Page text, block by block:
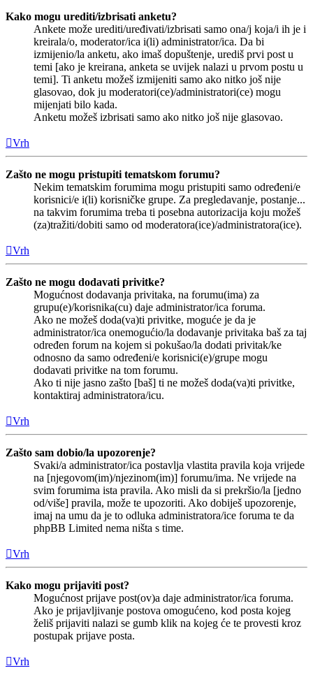
Kako mogu urediti/izbrisati anketu?
Ankete može urediti/uređivati/izbrisati samo ona/j koja/i ih je i
kreirala/o, moderator/ica i(li) administrator/ica. Da bi
izmijenio/la anketu, ako imaš dopuštenje, urediš prvi post u
temi [ako je kreirana, anketa se uvijek nalazi u prvom postu u
temi]. Ti anketu možeš izmijeniti samo ako nitko još nije
glasovao, dok ju moderatori(ce)/administratori(ce) mogu
mijenjati bilo kada.
Anketu možeš izbrisati samo ako nitko još nije glasovao.
Vrh
Zašto ne mogu pristupiti tematskom forumu?
Nekim tematskim forumima mogu pristupiti samo određeni/e
korisnici/e i(li) korisničke grupe. Za pregledavanje, postanje...
na takvim forumima treba ti posebna autorizacija koju možeš
(za)tražiti/dobiti samo od moderatora(ice)/administratora(ice).
Vrh
Zašto ne mogu dodavati privitke?
Mogućnost dodavanja privitaka, na forumu(ima) za
grupu(e)/korisnika(cu) daje administrator/ica foruma.
Ako ne možeš doda(va)ti privitke, moguće je da je
administrator/ica onemogućio/la dodavanje privitaka baš za taj
određen forum na kojem si pokušao/la dodati privitak/ke
odnosno da samo određeni/e korisnici(e)/grupe mogu
dodavati privitke na tom forumu.
Ako ti nije jasno zašto [baš] ti ne možeš doda(va)ti privitke,
kontaktiraj administratora/icu.
Vrh
Zašto sam dobio/la upozorenje?
Svaki/a administrator/ica postavlja vlastita pravila koja vrijede
na [njegovom(im)/njezinom(im)] forumu/ima. Ne vrijede na
svim forumima ista pravila. Ako misli da si prekršio/la [jedno
od/više] pravila, može te upozoriti. Ako dobiješ upozorenje,
imaj na umu da je to odluka administratora/ice foruma te da
phpBB Limited nema ništa s time.
Vrh
Kako mogu prijaviti post?
Mogućnost prijave post(ov)a daje administrator/ica foruma.
Ako je prijavljivanje postova omogućeno, kod posta kojeg
želiš prijaviti nalazi se gumb klik na kojeg će te provesti kroz
postupak prijave posta.
Vrh